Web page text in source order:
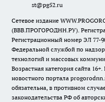
st@pg52.ru
Сетевое издание
(ВВВ.ПРОГОРОДНН.РУ).
Регистрационный номер ЭЛ 77-
Федеральной службой по
технологий и массовых
Возрастная категория сайта
новостного портала
обязательна, в противном
законодательства РФ об